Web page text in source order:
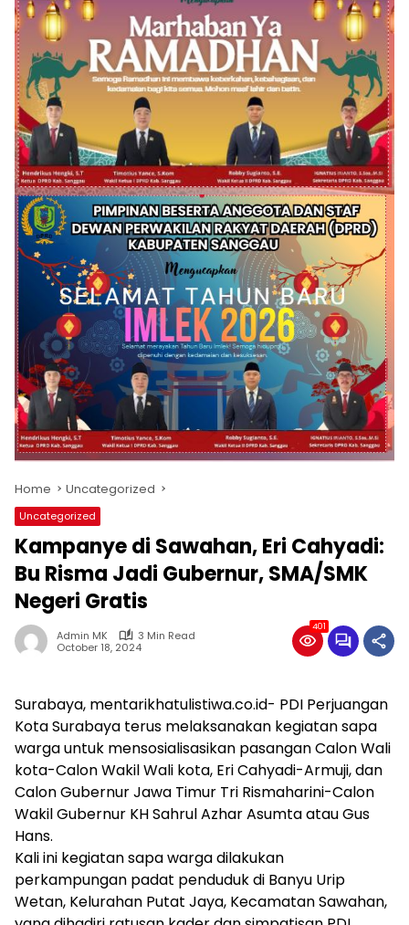
Home Uncategorized
Uncategorized
Kampanye di Sawahan, Eri Cahyadi:
Bu Risma Jadi Gubernur, SMA/SMK
Negeri Gratis
Admin MK
3 Min Read
October 18, 2024
401
Surabaya, mentarikhatulistiwa.co.id- PDI Perjuangan
Kota Surabaya terus melaksanakan kegiatan sapa
warga untuk mensosialisasikan pasangan Calon Wali
kota-Calon Wakil Wali kota, Eri Cahyadi-Armuji, dan
Calon Gubernur Jawa Timur Tri Rismaharini-Calon
Wakil Gubernur KH Sahrul Azhar Asumta atau Gus
Hans.
Kali ini kegiatan sapa warga dilakukan
perkampungan padat penduduk di Banyu Urip
Wetan, Kelurahan Putat Jaya, Kecamatan Sawahan,